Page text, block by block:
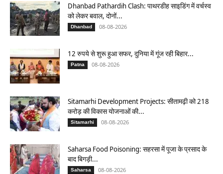
Dhanbad Pathardih Clash: पाथरडीह साइडिंग में वर्चस्व
को लेकर बवाल, दोनों...
Dhanbad 08-08-2026
12 रुपये से शुरू हुआ सफर, दुनिया में गूंज रही बिहार...
Patna 08-08-2026
Sitamarhi Development Projects: सीतामढ़ी को 218
करोड़ की विकास योजनाओं की...
Sitamarhi 08-08-2026
Saharsa Food Poisoning: सहरसा में पूजा के प्रसाद के
बाद बिगड़ी...
Saharsa 08-08-2026